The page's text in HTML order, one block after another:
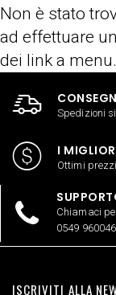
Non è stato
ad effettuare
dei link a menu.
Spedizioni
I
Ottimi
Chiamaci
0549 960046
ISCRIVITI ALLA